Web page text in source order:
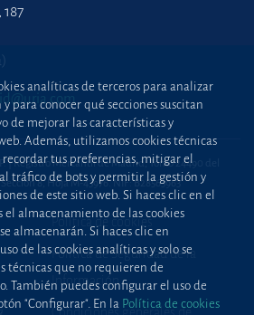
| Registro Mercantil de Madrid, Tomo 24490 del
8, Hoja M-43976. NIF: B28563963
Política de cookies
Política de Seguridad de la
Información
analíticas de terceros para analizar
para conocer qué secciones suscitan
de mejorar las características y
Además, utilizamos cookies técnicas
tus preferencias, mitigar el
tráfico de bots y permitir la gestión y
de este sitio web. Si haces clic en el
el almacenamiento de las cookies
almacenarán. Si haces clic en
de las cookies analíticas y solo se
técnicas que no requieren de
También puedes configurar el uso de
"Configurar". En la Política de cookies